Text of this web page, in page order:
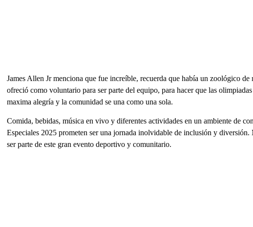
James Allen Jr menciona que fue increíble, recuerda que había un zoológico de
ofreció como voluntario para ser parte del equipo, para hacer que las
maxima alegría y la comunidad se una como una sola.
Comida, bebidas, música en vivo y diferentes actividades en un ambiente de
Especiales 2025 prometen ser una jornada inolvidable de inclusión y
ser parte de este gran evento deportivo y comunitario.